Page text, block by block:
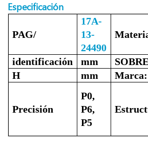
Especificación
PAG/
17A-
13-
24490
identificación mm
H
mm Marca:
Precisión
P0,
P6,
P5